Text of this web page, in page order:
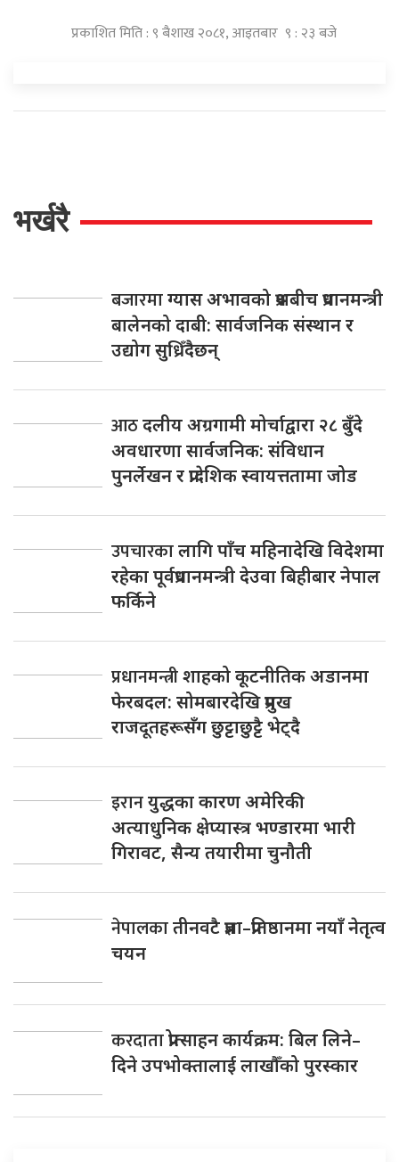
प्रकाशित मिति : ९ बैशाख २०८१, आइतबार ९ : २३ बजे
भर्खरै
बजारमाग्यास अभावको प्रश्नबीच प्रधानमन्त्री
बालेनको दाबी: सार्वजनिक संस्थान र
उद्योग सुध्रिँदैछन्
आठदलीय अग्रगामी मोर्चाद्वारा २८ बुँदे
अवधारणा सार्वजनिक: संविधान
पुनर्लेखन र प्रादेशिक स्वायत्ततामा जोड
उपचारकालागि पाँच महिनादेखि विदेशमा
रहेका पूर्वप्रधानमन्त्री देउवा बिहीबार नेपाल
फर्किने
प्रधानमन्त्रीशाहको कूटनीतिक अडानमा
फेरबदल: सोमबारदेखि प्रमुख
राजदूतहरूसँग छुट्टाछुट्टै भेट्दै
इरानयुद्धका कारण अमेरिकी
अत्याधुनिक क्षेप्यास्त्र भण्डारमा भारी
गिरावट, सैन्य तयारीमा चुनौती
नेपालकातीनवटै प्रज्ञा–प्रतिष्ठानमा नयाँ नेतृत्व
चयन
करदाताप्रोत्साहन कार्यक्रम: बिल लिने–
दिने उपभोक्तालाई लाखौँको पुरस्कार